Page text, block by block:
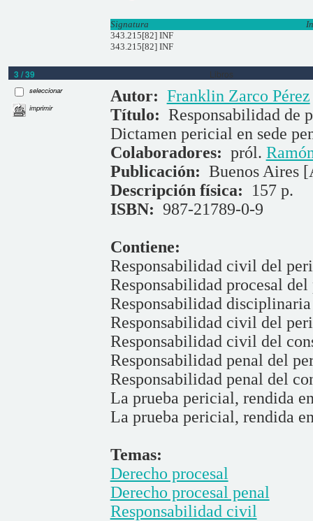
Signatura
343.215[82] INF
343.215[82] INF
3 / 39 Libros
seleccionar
imprimir
Autor: Franklin Zarco Pérez
Título: Responsabilidad de
Dictamen pericial en sede
Colaboradores: pról.
Publicación: Buenos Aires
Descripción física: 157 p.
ISBN: 987-21789-0-9
Contiene:
Responsabilidad civil del
Responsabilidad procesal
Responsabilidad
Responsabilidad civil del
Responsabilidad civil del
Responsabilidad penal del
Responsabilidad penal del
La prueba pericial, rendida
La prueba pericial, rendida
Temas:
Derecho procesal
Derecho procesal penal
Responsabilidad civil